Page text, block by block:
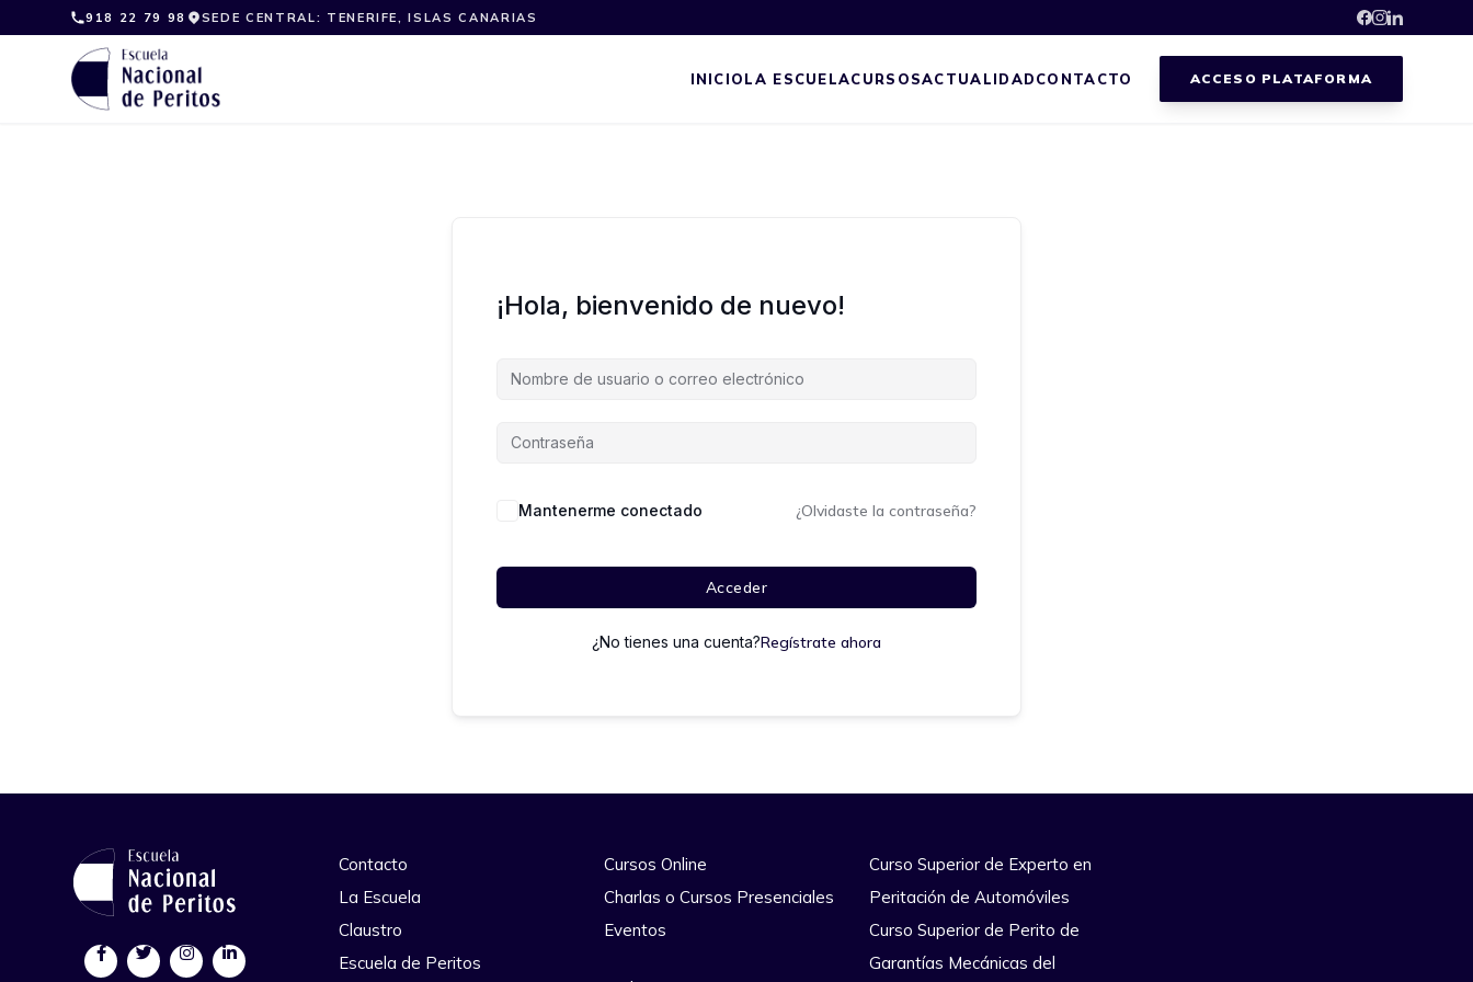
to
918 22 79 98 SEDE CENTRAL: TENERIFE, ISLAS CANARIAS
INICIOLA ESCUELACURSOSACTUALIDADCONTACTO ACCESO PLATAFORMA
¡Hola, bienvenido de nuevo!
Mantenerme conectado ¿Olvidaste la contraseña?
Acceder
¿No tienes una cuenta?Regístrate ahora
Contacto
La Escuela
Claustro
Escuela de Peritos
Cursos Online
Charlas o Cursos Presenciales
Eventos
Curso Superior de Experto en
Peritación de Automóviles
Curso Superior de Perito de
Garantías Mecánicas del